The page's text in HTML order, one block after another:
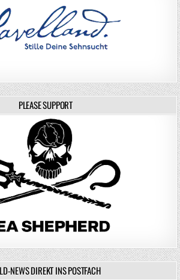
PLEASE SUPPORT
NEWS DIREKT INS POSTFACH